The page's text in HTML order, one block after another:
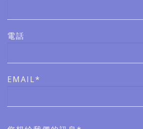
電話
EMAIL*